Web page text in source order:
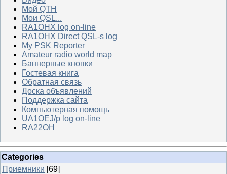
Мой QTH
Мои QSL...
RA1OHX log on-line
RA1OHX Direct QSL-s log
My PSK Reporter
Amateur radio world map
Баннерные кнопки
Гостевая книга
Обратная связь
Доска объявлений
Поддержка сайта
Компьютерная помощь
UA1OEJ/p log on-line
RA22OH
Categories
Приемники [69]